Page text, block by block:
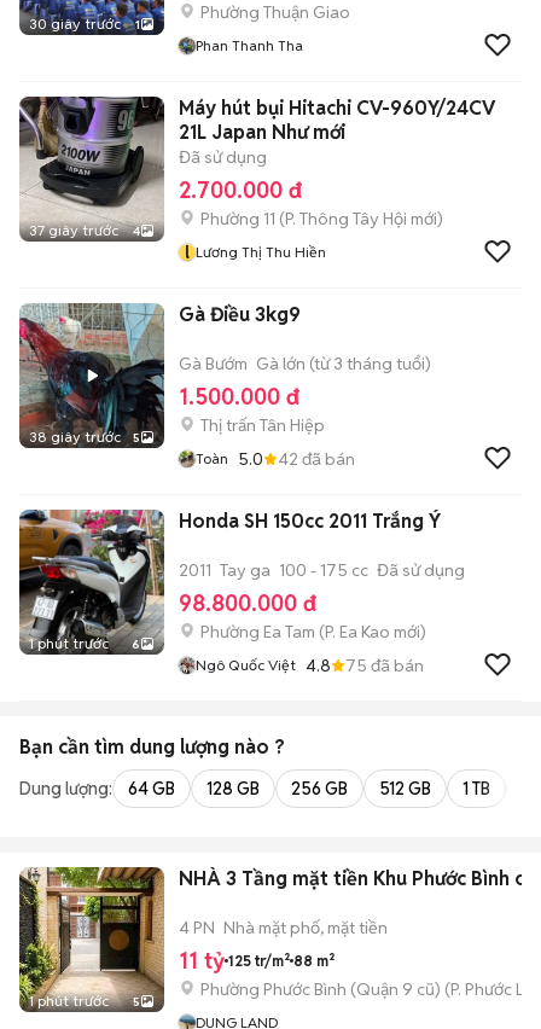
30 giây trước 1
Phường Thuận Giao
Phan Thanh Tha
37 giây trước 4
Máy hút bụi Hitachi CV-960Y/24CV
21L Japan Như mới
Đã sử dụng
2.700.000 đ
Phường 11 (P. Thông Tây Hội mới)
l Lương Thị Thu Hiền
38 giây trước 5
Gà Điều 3kg9
Gà Bướm Gà lớn (từ 3 tháng tuổi)
1.500.000 đ
Thị trấn Tân Hiệp
Toàn 5.0 42 đã bán
1 phút trước 6
Honda SH 150cc 2011 Trắng Ý
2011 Tay ga 100 - 175 cc Đã sử dụng
98.800.000 đ
Phường Ea Tam (P. Ea Kao mới)
Ngô Quốc Việt 4.8 75 đã bán
Bạn cần tìm dung lượng nào ?
Dung lượng: 64 GB 128 GB 256 GB 512 GB 1 TB
1 phút trước 5
NHÀ 3 Tầng mặt tiền Khu Phước Bình chỉ
4 PN Nhà mặt phố, mặt tiền
11 tỷ 125 tr/m² 88 m²
Phường Phước Bình (Quận 9 cũ) (P. Phước
DUNG LAND